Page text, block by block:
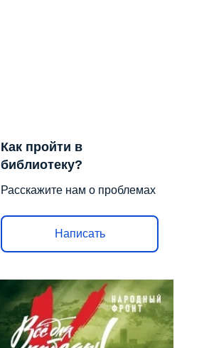
Как пройти в
библиотеку?
Расскажите нам о проблемах
Написать